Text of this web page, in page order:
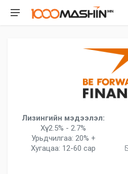
Лизингийн мэдээлэл:
Хүү: 2.5% - 2.7%
Урьдчилгаа: 20% +
Хугацаа: 12-60 сар